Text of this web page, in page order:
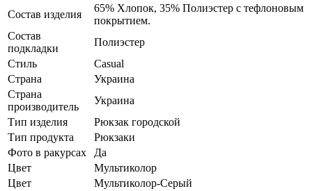
Состав изделия
65% Хлопок, 35% Полиэстер с тефлоновым
покрытием.
Состав
подкладки
Полиэстер
Стиль
Casual
Страна
Украина
Страна
производитель
Украина
Тип изделия
Рюкзак городской
Тип продукта
Рюкзаки
Фото в ракурсах
Да
Цвет
Мультиколор
Цвет
Мультиколор-Серый